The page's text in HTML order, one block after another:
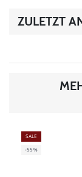
ZULETZT
SALE
-55%